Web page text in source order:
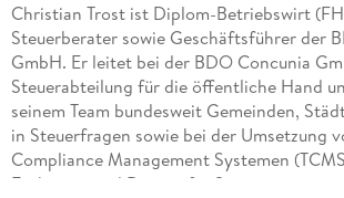
Christian Trost ist Diplom-Betriebswirt
Steuerberater sowie Geschäftsführer der
GmbH. Er leitet bei der BDO Concunia
Steuerabteilung für die öffentliche Hand
seinem Team bundesweit Gemeinden,
in Steuerfragen sowie bei der Umsetzung
Compliance Management Systemen
Fachautor und Dozent für Seminare.